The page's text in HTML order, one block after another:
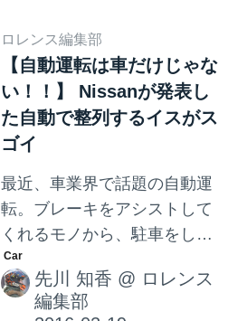
いるのです。その攻め具合
は、プロのスタントマンも真
っ青！だったりして。
ロレンス編集部
【自動運転は車だけじゃな
い！！】 Nissanが発表し
た自動で整列するイスがス
ゴイ
最近、車業界で話題の自動運
転。ブレーキをアシストして
くれるモノから、駐車をして
くれるものまで登場し、未来
の車は全く人間が操作する必
要が無くなるのではないか？
先川 知香 @ ロレンス
編集部